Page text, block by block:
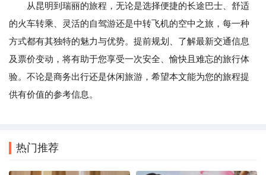
从昆明到瑞丽的旅程，无论是选择便捷的长途巴士、舒适
的火车转乘、灵活的自驾游还是中转飞机的空中之旅，每一种
方式都有其独特的魅力与优势。提前规划、了解最新交通信息
及票价变动，将有助于您享受一次安全、愉快且难忘的旅行体
验。不论是商务出行还是休闲旅游，希望本文能为您的旅程提
供有价值的参考信息。
热门推荐